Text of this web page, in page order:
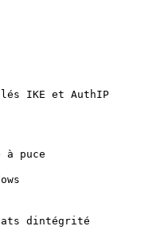
IKE et AuthIP
puce
dintégrité